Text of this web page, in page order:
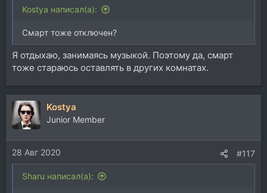
Kostya написал(а):
Смарт тоже отключен?
Я отдыхаю, занимаясь музыкой. Поэтому да, смарт
тоже стараюсь оставлять в других комнатах.
Kostya
Junior Member
28 Авг 2020 #117
Sharu написал(а):